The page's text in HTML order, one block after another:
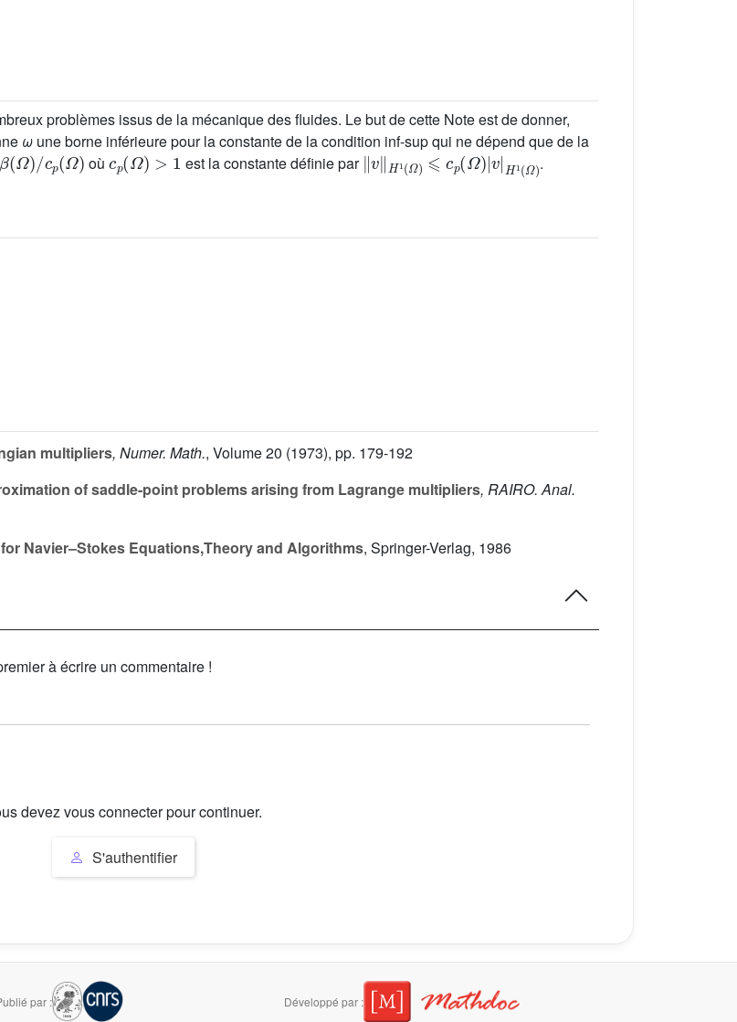
problèmes issus de la mécanique des fluides. Le but de cette Note est de donner,
ω une borne inférieure pour la constante de la condition inf-sup qui ne dépend que de la
ω¯β(Ω)/cp(Ω)
où
cp(Ω)>1
est la constante définie par
‖v ‖H1(Ω)⩽c p(Ω)|v|H1(Ω)
.
multipliers, Numer. Math., Volume 20 (1973), pp. 179-192
of saddle-point problems arising from Lagrange multipliers, RAIRO. Anal.
Navier–Stokes Equations,Theory and Algorithms, Springer-Verlag, 1986
à écrire un commentaire !
devez vous connecter pour continuer.
S'authentifier
par : Développé par :